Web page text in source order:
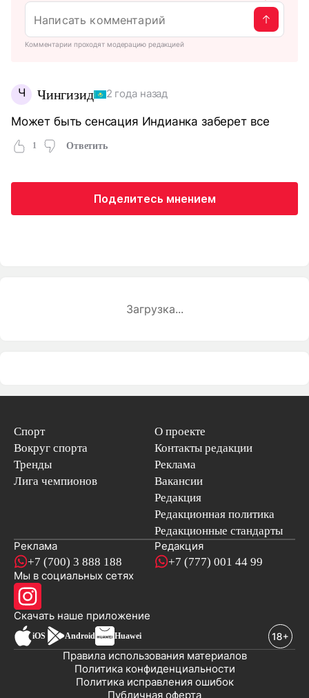
Комментарии проходят модерацию редакцией
Ч Чингизид 2 года назад
Может быть сенсация Индианка заберет все
1 Ответить
Поделитесь мнением
Загрузка...
Спорт
Вокруг спорта
Тренды
Лига чемпионов
О проекте
Контакты редакции
Реклама
Вакансии
Редакция
Редакционная политика
Редакционные стандарты
Реклама
+7 (700) 3 888 188
Редакция
+7 (777) 001 44 99
Мы в социальных сетях
Скачать наше приложениеновостей
iOS Android Huawei
Публичная оферта
Политика исправления ошибок
Политика конфиденциальности
Правила использования материалов